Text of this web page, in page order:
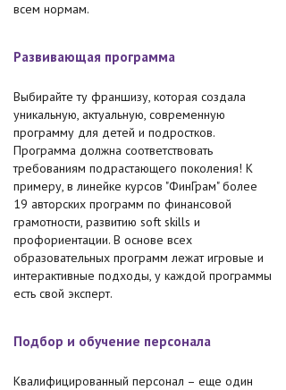
всем нормам.
Развивающая программа
Выбирайте ту франшизу, которая создала
уникальную, актуальную, современную
программу для детей и подростков.
Программа должна соответствовать
требованиям подрастающего поколения! К
примеру, в линейке курсов "ФинГрам" более
19 авторских программ по финансовой
грамотности, развитию soft skills и
профориентации. В основе всех
образовательных программ лежат игровые и
интерактивные подходы, у каждой программы
есть свой эксперт.
Подбор и обучение персонала
Квалифицированный персонал – еще один